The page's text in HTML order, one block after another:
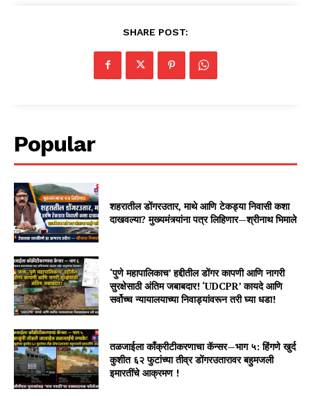
SHARE POST:
Popular
शहरातील डोंगरउतार, माथे आणि टेकड्या निवासी कशा
दाखवल्या? मुख्यमंत्र्यांना पत्र लिहिणार—श्रीनाथ भिमाले
‘पुणे महापालिकाच’ हद्दीतील डोंगर कापणी आणि नागरी
सुरक्षेसाठी अंतिम जबाबदार! ‘UDCPR’ कायदे आणि
सर्वोच्च न्यायालयाच्या निवाड्यांवरून तरी घ्या धडा!
तळजाईला काँक्रीटीकरणाचा कॅन्सर—भाग ५: हिंगणे खुर्द
कुशीत ६२ फुटांच्या तीव्र डोंगरउतारावर बहुमजली
इमारतींचे आक्रमण !